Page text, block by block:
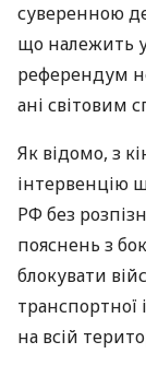
суверенною
що належить
референдум
ані світовим
Як відомо, з
інтервенцію
РФ без
пояснень з
блокувати
транспортної
на всій